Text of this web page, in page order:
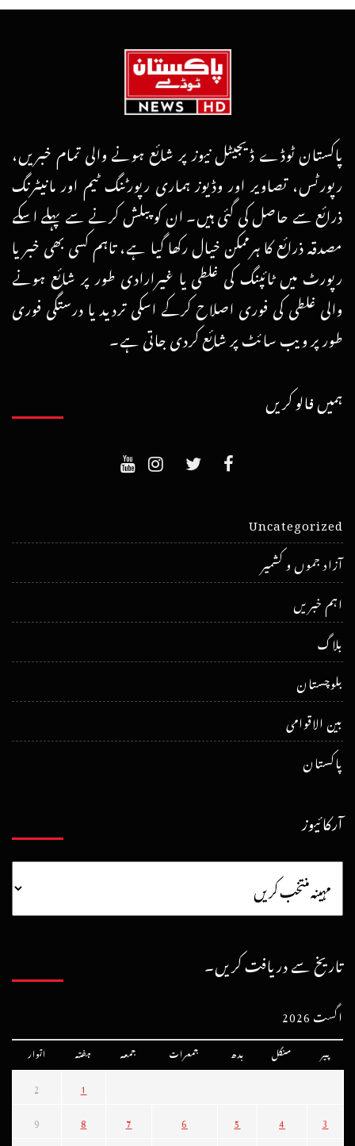
پاکستان ٹوڈے ڈیجیٹل نیوز پر شائع ہونے والی تمام خبریں،
رپورٹس، تصاویر اور وڈیوز ہماری رپورٹنگ ٹیم اور مانیٹرنگ
ذرائع سے حاصل کی گئی ہیں۔ ان کو پبلش کرنے سے پہلے اسکے
مصدقہ ذرائع کا ہرممکن خیال رکھا گیا ہے، تاہم کسی بھی خبر یا
رپورٹ میں ٹائپنگ کی غلطی یا غیرارادی طور پر شائع ہونے
والی غلطی کی فوری اصلاح کرکے اسکی تردید یا درستگی فوری
طور پر ویب سائٹ پر شائع کردی جاتی ہے۔
ہمیں فالو کریں
Uncategorized
آزاد جموں و کشمیر
اہم خبریں
بلاگ
بلوچستان
بین الاقوامی
پاکستان
آرکائیوز
تاریخ سے دریافت کریں۔
اگست 2026
پیر منگل بدھ جمعرات جمعہ ہفتہ اتوار
1
2
3
4
5
6
7
8
9